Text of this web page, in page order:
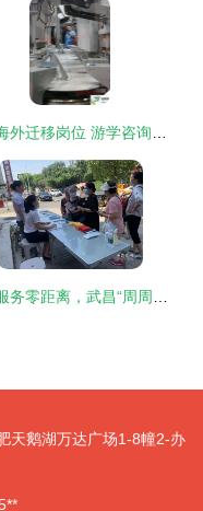
天鹅湖万达广场1-8幢2-办